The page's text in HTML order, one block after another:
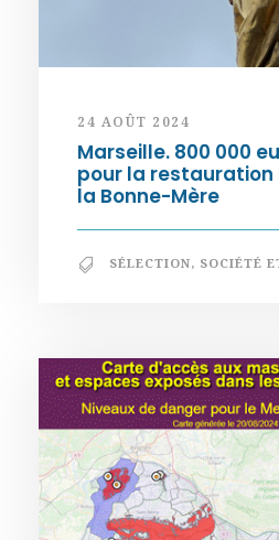
24 AOÛT 2024
Marseille. 800 000
pour la restauration
la Bonne-Mère
SÉLECTION, SOCIÉTÉ